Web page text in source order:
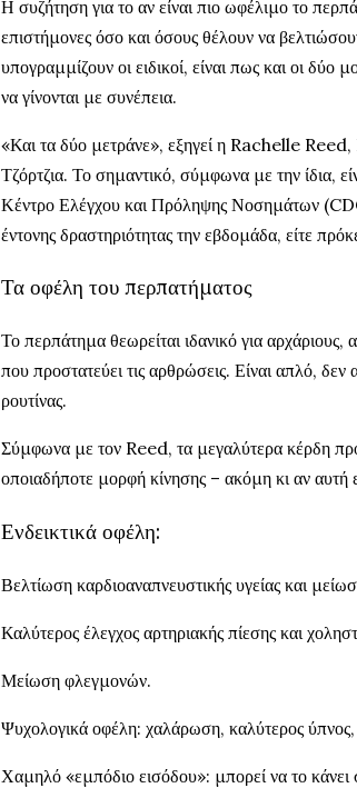
Η συζήτηση για το αν είναι πιο ωφέλιμο το
επιστήμονες όσο και όσους θέλουν να
υπογραμμίζουν οι ειδικοί, είναι πως και οι
να γίνονται με συνέπεια.
«Και τα δύο μετράνε», εξηγεί η Rachelle
Τζόρτζια. Το σημαντικό, σύμφωνα με την ίδια,
Κέντρο Ελέγχου και Πρόληψης Νοσημάτων
έντονης δραστηριότητας την εβδομάδα, είτε
Τα οφέλη του περπατήματος
Το περπάτημα θεωρείται ιδανικό για
που προστατεύει τις αρθρώσεις. Είναι απλό, δεν
ρουτίνας.
Σύμφωνα με τον Reed, τα μεγαλύτερα κέρδη
οποιαδήποτε μορφή κίνησης – ακόμη κι αν αυτή
Ενδεικτικά οφέλη:
Βελτίωση καρδιοαναπνευστικής υγείας και
Καλύτερος έλεγχος αρτηριακής πίεσης και
Μείωση φλεγμονών.
Ψυχολογικά οφέλη: χαλάρωση, καλύτερος ύπνος,
Χαμηλό «εμπόδιο εισόδου»: μπορεί να το κάνει